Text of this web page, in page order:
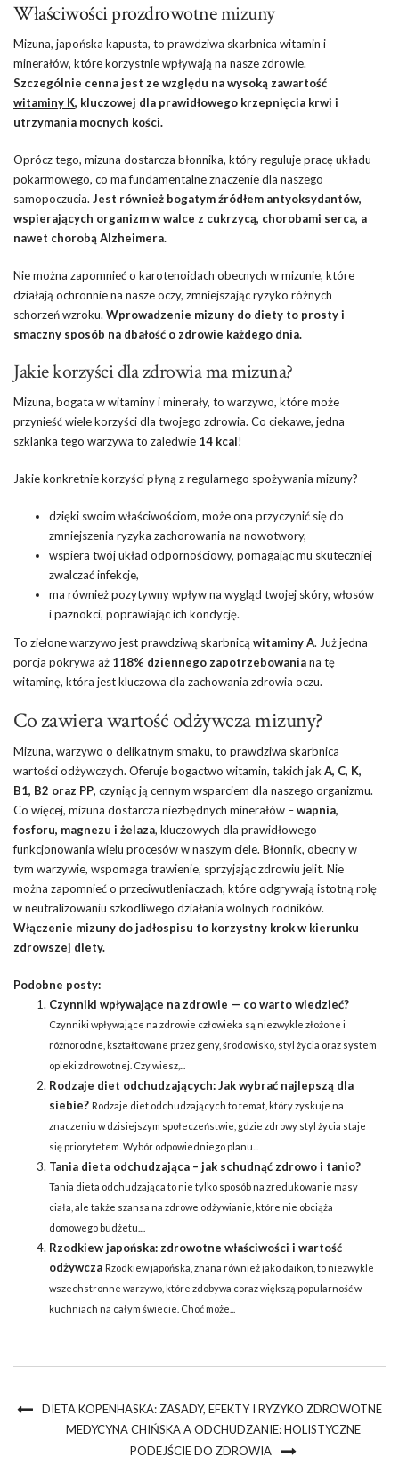
Właściwości prozdrowotnemizuny
Mizuna, japońska kapusta, to prawdziwa skarbnica witamin i
minerałów, które korzystnie wpływają na nasze zdrowie.
Szczególnie cenna jest ze względu na wysoką zawartość
witaminy K, kluczowej dla prawidłowego krzepnięcia krwi i
utrzymania mocnych kości.
Oprócz tego, mizuna dostarcza błonnika, który reguluje pracę układu
pokarmowego, co ma fundamentalne znaczenie dla naszego
samopoczucia. Jest również bogatym źródłem antyoksydantów,
wspierających organizm w walce z cukrzycą, chorobami serca, a
nawet chorobą Alzheimera.
Nie można zapomnieć o karotenoidach obecnych w mizunie, które
działają ochronnie na nasze oczy, zmniejszając ryzyko różnych
schorzeń wzroku. Wprowadzenie mizuny do diety to prosty i
smaczny sposób na dbałość o zdrowie każdego dnia.
Jakie korzyści dla zdrowia ma mizuna?
Mizuna, bogata w witaminy i minerały, to warzywo, które może
przynieść wiele korzyści dla twojego zdrowia. Co ciekawe, jedna
szklanka tego warzywa to zaledwie 14 kcal!
Jakie konkretnie korzyści płyną z regularnego spożywania mizuny?
dzięki swoim właściwościom, może ona przyczynić się do
zmniejszenia ryzyka zachorowania na nowotwory,
wspiera twój układ odpornościowy, pomagając mu skuteczniej
zwalczać infekcje,
ma również pozytywny wpływ na wygląd twojej skóry, włosów
i paznokci, poprawiając ich kondycję.
To zielone warzywo jest prawdziwą skarbnicą witaminy A. Już jedna
porcja pokrywa aż 118% dziennego zapotrzebowaniana tę
witaminę, która jest kluczowa dla zachowania zdrowia oczu.
Co zawiera wartość odżywcza mizuny?
Mizuna, warzywo o delikatnym smaku, to prawdziwa skarbnica
wartości odżywczych. Oferuje bogactwo witamin, takich jak A, C, K,
B1, B2 oraz PP, czyniąc ją cennym wsparciem dla naszego organizmu.
Co więcej, mizuna dostarcza niezbędnych minerałów –wapnia,
fosforu, magnezu i żelaza, kluczowych dla prawidłowego
funkcjonowania wielu procesów w naszym ciele. Błonnik, obecny w
tym warzywie, wspomaga trawienie, sprzyjając zdrowiu jelit. Nie
można zapomnieć o przeciwutleniaczach, które odgrywają istotną rolę
w neutralizowaniu szkodliwego działania wolnych rodników.
Włączenie mizuny do jadłospisu to korzystny krok w kierunku
zdrowszej diety.
Podobne posty:
Czynniki wpływające na zdrowie — co warto wiedzieć?
Czynniki wpływające na zdrowie człowieka są niezwykle złożone i
różnorodne, kształtowane przez geny, środowisko, styl życia oraz system
opieki zdrowotnej. Czy wiesz,...
Rodzaje diet odchudzających: Jak wybrać najlepszą dla
siebie? Rodzaje diet odchudzających to temat, który zyskuje na
znaczeniu w dzisiejszym społeczeństwie, gdzie zdrowy styl życia staje
się priorytetem. Wybór odpowiedniego planu...
Tania dieta odchudzająca – jak schudnąć zdrowo i tanio?
Tania dieta odchudzająca to nie tylko sposób na zredukowanie masy
ciała, ale także szansa na zdrowe odżywianie, które nie obciąża
domowego budżetu....
Rzodkiew japońska: zdrowotne właściwości i wartość
odżywcza Rzodkiew japońska, znana również jako daikon, to niezwykle
wszechstronne warzywo, które zdobywa coraz większą popularność w
kuchniach na całym świecie. Choć może...
DIETA KOPENHASKA: ZASADY, EFEKTY I RYZYKO ZDROWOTNE
MEDYCYNA CHIŃSKA A ODCHUDZANIE: HOLISTYCZNE
PODEJŚCIE DO ZDROWIA